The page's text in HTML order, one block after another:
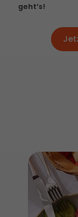
geht’s!